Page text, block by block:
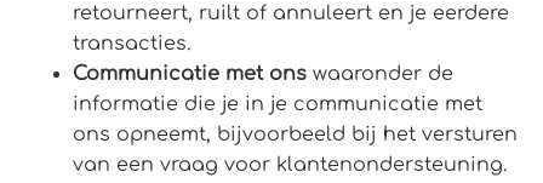
retourneert, ruilt of annuleert en je eerdere
transacties.
Communicatie met ons waaronder de
informatie die je in je communicatie met
ons opneemt, bijvoorbeeld bij het versturen
van een vraag voor klantenondersteuning.